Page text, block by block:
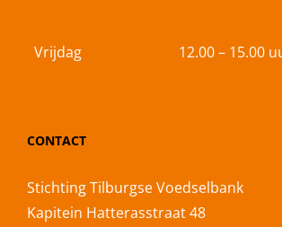
Vrijdag 12.00 – 15.00
CONTACT
Stichting Tilburgse Voedselbank
Kapitein Hatterasstraat 48